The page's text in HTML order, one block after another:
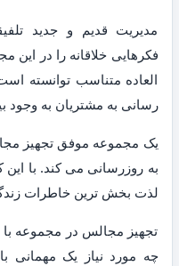
مدیریت قدیم و جدید
فکرهایی خلاقانه را در
العاده متناسب توانسته
رسانی به مشتریان به وجود
یک مجموعه موفق تجهیز
به روزرسانی می کند. با
لذت بخش ترین خاطرات
تجهیز مجالس در مجموعه با
چه مورد نیاز یک مهمانی